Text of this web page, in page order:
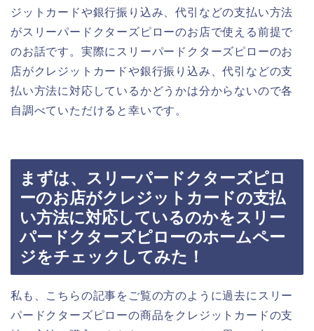
ジットカードや銀行振り込み、代引などの支払い方法
がスリーパードクターズピローのお店で使える前提で
のお話です。実際にスリーパードクターズピローのお
店がクレジットカードや銀行振り込み、代引などの支
払い方法に対応しているかどうかは分からないので各
自調べていただけると幸いです。
まずは、スリーパードクターズピロ
ーのお店がクレジットカードの支払
い方法に対応しているのかをスリー
パードクターズピローのホームペー
ジをチェックしてみた！
私も、こちらの記事をご覧の方のように過去にスリー
パードクターズピローの商品をクレジットカードの支